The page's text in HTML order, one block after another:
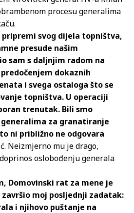
procesu generalima
pripremi svog dijela topništva,
presude našim
sam s daljnjim radom na
dokaznih
i svega ostaloga što se
topništva. U operaciji
trenutak. Bili smo
za granatiranje
ni približno ne odgovara
Neizmjerno mu je drago,
oslobođenju generala
Domovinski rat za mene je
moj posljednji zadatak:
i njihovo puštanje na